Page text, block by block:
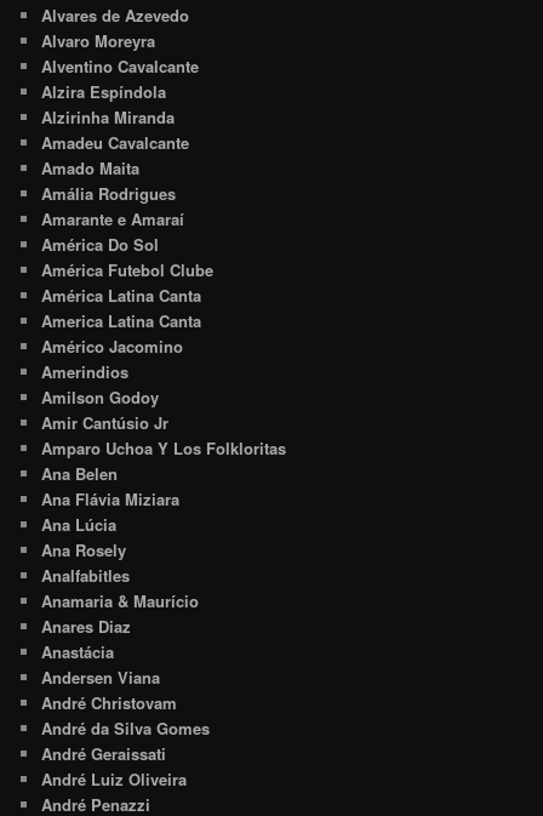
Alvares de Azevedo
Alvaro Moreyra
Alventino Cavalcante
Alzira Espíndola
Alzirinha Miranda
Amadeu Cavalcante
Amado Maita
Amália Rodrigues
Amarante e Amaraí
América Do Sol
América Futebol Clube
América Latina Canta
America Latina Canta
Américo Jacomino
Amerindios
Amilson Godoy
Amir Cantúsio Jr
Amparo Uchoa Y Los Folkloritas
Ana Belen
Ana Flávia Miziara
Ana Lúcia
Ana Rosely
Analfabitles
Anamaria & Maurício
Anares Diaz
Anastácia
Andersen Viana
André Christovam
André da Silva Gomes
André Geraissati
André Luiz Oliveira
André Penazzi